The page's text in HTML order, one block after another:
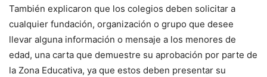
También explicaron que los colegios deben solicitar a
cualquier fundación, organización o grupo que desee
llevar alguna información o mensaje a los menores de
edad, una carta que demuestre su aprobación por parte de
la Zona Educativa, ya que estos deben presentar su